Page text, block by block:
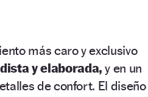
más caro y exclusivo
y elaborada,y en un
de confort. El diseño